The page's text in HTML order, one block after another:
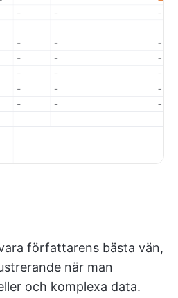
författarens bästa vän,
när man
och komplexa data.